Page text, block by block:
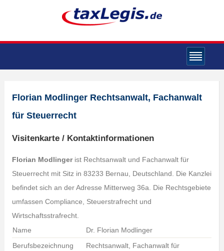
Florian Modlinger Rechtsanwalt, Fachanwalt
für Steuerrecht
Visitenkarte / Kontaktinformationen
Florian Modlingerist Rechtsanwalt und Fachanwalt für
Steuerrecht mit Sitz in 83233 Bernau, Deutschland. Die Kanzlei
befindet sich an der Adresse Mitterweg 36a. Die Rechtsgebiete
umfassen Compliance, Steuerstrafrecht und
Wirtschaftsstrafrecht.
Name
Dr. Florian Modlinger
Berufsbezeichnung
Rechtsanwalt, Fachanwalt für